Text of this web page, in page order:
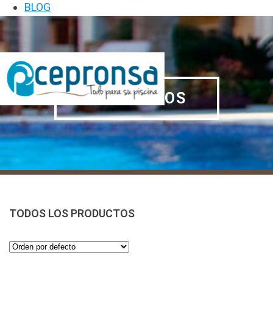
BLOG
PRODUCTOS
TODOS LOS PRODUCTOS